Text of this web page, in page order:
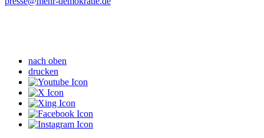
nach oben
drucken